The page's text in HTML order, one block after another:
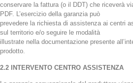
conservare la fattura (o il DDT) che riceverà
PDF. L’esercizio della garanzia può
prevedere la richiesta di assistenza ai centri
sul territorio e/o seguire le modalità
illustrate nella documentazione presente
prodotto.
2.2 INTERVENTO CENTRO ASSISTENZA